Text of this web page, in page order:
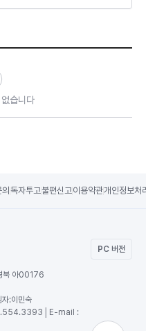
습니다
독자투고불편신고이용약관개인정보처
PC 버전
북 아00176
자:이민숙
mail :